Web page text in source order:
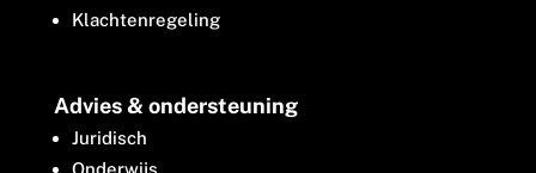
Klachtenregeling
Advies & ondersteuning
Juridisch
Onderwijs